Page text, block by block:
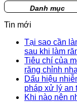
Danh mục
Tin mới
Tại sao cần
sau khi làm
Tiêu chí của
răng chỉnh nha
Dấu hiệu
pháp xử lý an
Khi nào nên